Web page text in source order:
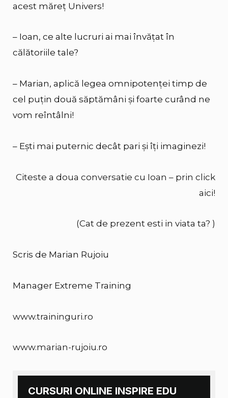
acest măreț Univers!
– Ioan, ce alte lucruri ai mai învățat în
călătoriile tale?
– Marian, aplică legea omnipotenței timp de
cel puțin două săptămâni și foarte curând ne
vom reîntâlni!
– Ești mai puternic decât pari și îți imaginezi!
Citeste a doua conversatie cu Ioan – prin click
aici!
(Cat de prezent esti in viata ta? )
Scris de Marian Rujoiu
Manager Extreme Training
www.traininguri.ro
www.marian-rujoiu.ro
CURSURI ONLINE INSPIRE EDU